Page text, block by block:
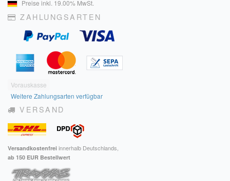
Preise inkl. 19.00% MwSt.
ZAHLUNGSARTEN
Vorauskasse
Weitere Zahlungsarten verfügbar
VERSAND
Versandkostenfrei innerhalb Deutschlands,
ab 150 EUR Bestellwert